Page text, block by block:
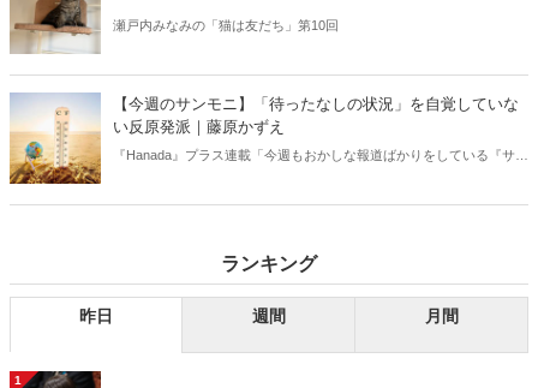
瀬戸内みなみの「猫は友だち」第10回
【今週のサンモニ】「待ったなしの状況」を自覚していな
い反原発派｜藤原かずえ
『Hanada』プラス連載「今週もおかしな報道ばかりをしている『サン
ランキング
昨日 週間 月間
1